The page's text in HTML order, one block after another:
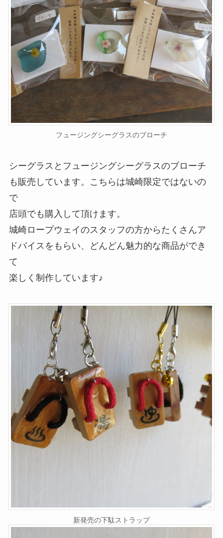
フュージングシーグラスのブローチ
シーグラスとフュージングシーグラスのブローチ
も販売しています。こちらは城崎限定ではないの
で
店頭でも購入して頂けます。
城崎ロープウェイのスタッフの方からたくさんア
ドバイスをもらい、どんどん魅力的な商品ができ
て
楽しく制作しています♪
新発売の下駄ストラップ